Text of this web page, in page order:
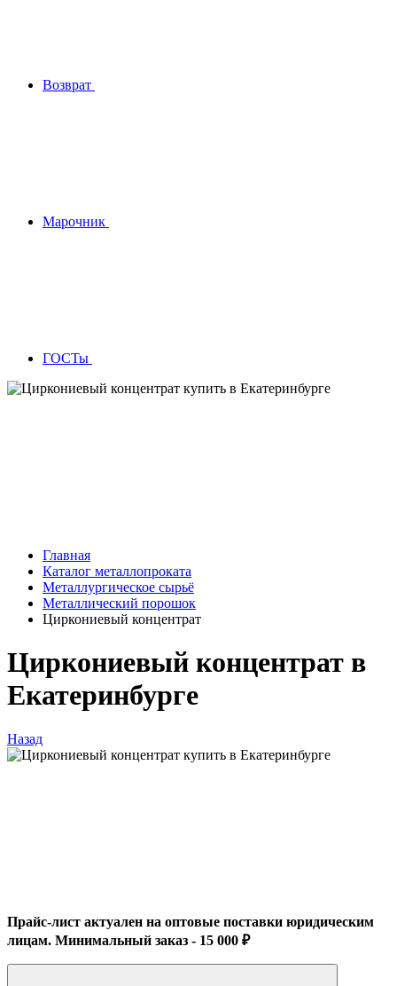
Возврат
Марочник
ГОСТы
Главная
Каталог металлопроката
Металлургическое сырьё
Металлический порошок
Циркониевый концентрат
Циркониевый концентрат в
Екатеринбурге
Назад
Прайс-лист актуален на оптовые поставки юридическим
лицам. Минимальный заказ - 15 000 ₽